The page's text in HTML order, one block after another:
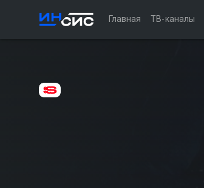
Главная ТВ-каналы